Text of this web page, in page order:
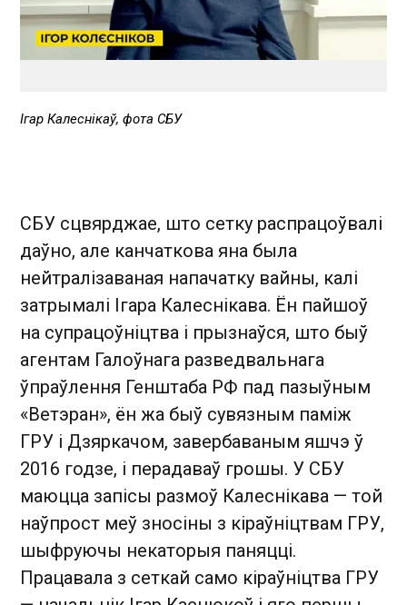
Ігар Калеснікаў, фота СБУ
СБУ сцвярджае, што сетку распрацоўвалі
даўно, але канчаткова яна была
нейтралізаваная напачатку вайны, калі
затрымалі Ігара Калеснікава. Ён пайшоў
на супрацоўніцтва і прызнаўся, што быў
агентам Галоўнага разведвальнага
ўпраўлення Генштаба РФ пад пазыўным
«Ветэран», ён жа быў сувязным паміж
ГРУ і Дзяркачом, завербаваным яшчэ ў
2016 годзе, і перадаваў грошы. У СБУ
маюцца запісы размоў Калеснікава — той
наўпрост меў зносіны з кіраўніцтвам ГРУ,
шыфруючы некаторыя паняцці.
Працавала з сеткай само кіраўніцтва ГРУ